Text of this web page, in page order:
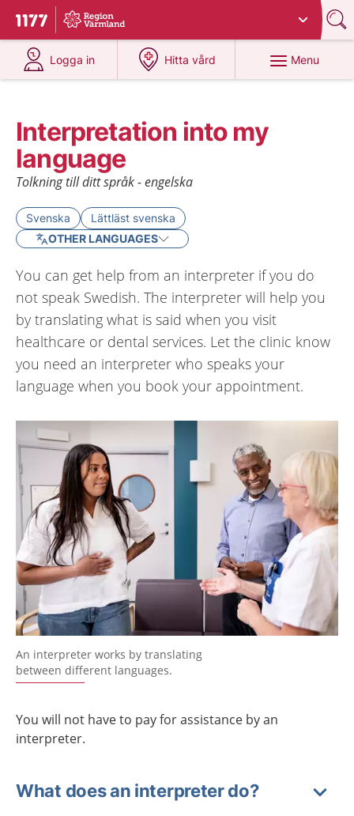
To start page for 1177
Du har valt region
Logga in
at 1177.se
Hitta vård
at 1177.se
Menu
Interpretation into my
language
Tolkning till ditt språk - engelska
Svenska
Lättläst svenska
OTHER LANGUAGES
You can get help from an interpreter if you do
not speak Swedish. The interpreter will help you
by translating what is said when you visit
healthcare or dental services. Let the clinic know
you need an interpreter who speaks your
language when you book your appointment.
An interpreter works by translating
between different languages.
You will not have to pay for assistance by an
interpreter.
What does an interpreter do?